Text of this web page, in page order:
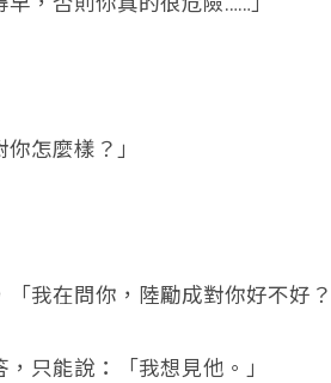
怎麼樣？」
我在問你，陸勵成對你好不好？
只能說：「我想見他。」